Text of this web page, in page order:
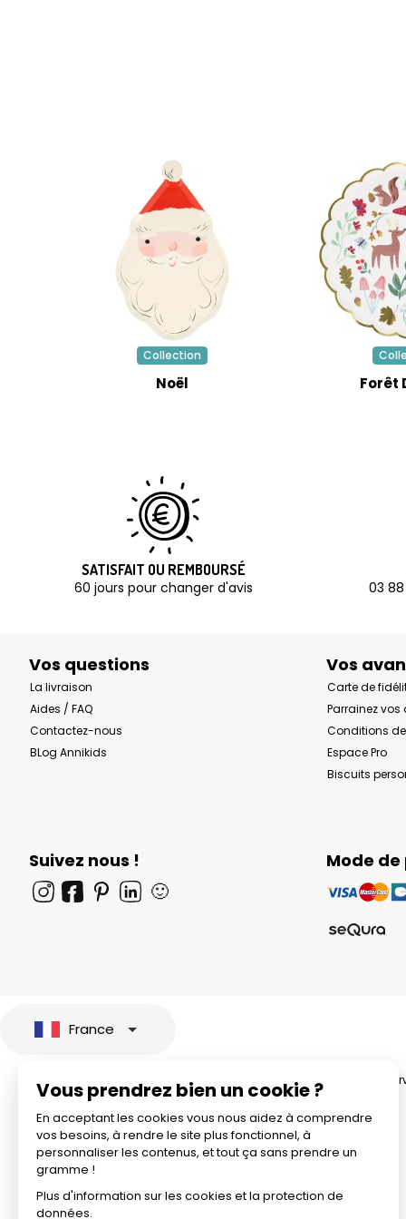
Collection
Noël Forêt
SATISFAIT OU REMBOURSÉ
60 jours pour changer d'avis
03
Vos questions
La livraison
Aides / FAQ
Contactez-nous
BLog Annikids
Vos
Carte de
Parrainez vos
Conditions
Espace Pro
Biscuits
Suivez nous !
🙂
Mode
Vous prendrez bien un cookie ?
En acceptant les cookies vous nous aidez à comprendre
vos besoins, à rendre le site plus fonctionnel, à
personnaliser les contenus, et tout ça sans prendre un
gramme !
Plus d'information sur les cookies et la protection de
données.
France
© 2026 All rights
Infos et